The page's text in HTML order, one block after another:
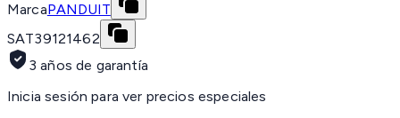
MarcaPANDUIT
SAT39121462
3 años de garantía
Inicia sesión para ver precios especiales